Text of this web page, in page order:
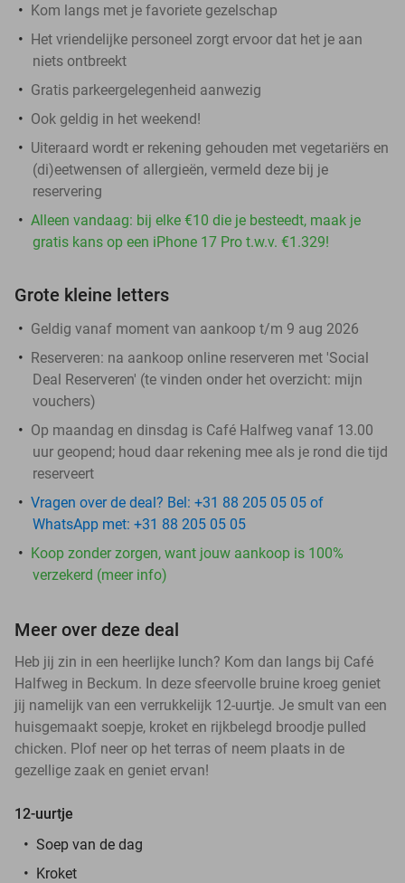
Kom langs met je favoriete gezelschap
Het vriendelijke personeel zorgt ervoor dat het je aan
niets ontbreekt
Gratis parkeergelegenheid aanwezig
Ook geldig in het weekend!
Uiteraard wordt er rekening gehouden met vegetariërs en
(di)eetwensen of allergieën, vermeld deze bij je
reservering
Alleen vandaag: bij elke €10 die je besteedt, maak je
gratis kans op een iPhone 17 Pro t.w.v. €1.329!
Grote kleine letters
Geldig vanaf moment van aankoop t/m 9 aug 2026
Reserveren: na aankoop online reserveren met 'Social
Deal Reserveren' (te vinden onder het overzicht: mijn
vouchers)
Op maandag en dinsdag is Café Halfweg vanaf 13.00
uur geopend; houd daar rekening mee als je rond die tijd
reserveert
Vragen over de deal? Bel: +31 88 205 05 05 of
WhatsApp met: +31 88 205 05 05
Koop zonder zorgen, want jouw aankoop is 100%
verzekerd (meer info)
Meer over deze deal
Heb jij zin in een heerlijke lunch? Kom dan langs bij Café
Halfweg in Beckum. In deze sfeervolle bruine kroeg geniet
jij namelijk van een verrukkelijk 12-uurtje. Je smult van een
huisgemaakt soepje, kroket en rijkbelegd broodje pulled
chicken. Plof neer op het terras of neem plaats in de
gezellige zaak en geniet ervan!
12-uurtje
Soep van de dag
Kroket